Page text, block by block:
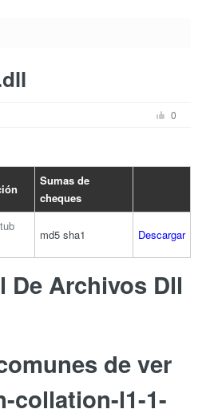
0
Sumas de
cheques
md5 sha1 Descargar
De Archivos Dll
de ver
collation-l1-1-